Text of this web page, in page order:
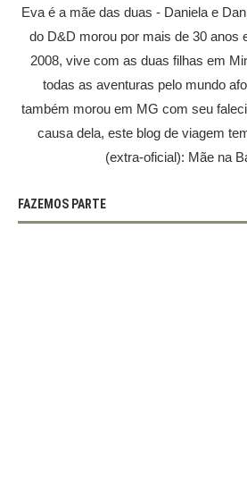
Eva é a mãe das duas - Daniela e
do D&D morou por mais de 30 anos
2008, vive com as duas filhas em
todas as aventuras pelo mundo
também morou em MG com seu
causa dela, este blog de viagem
(extra-oficial): Mãe na
FAZEMOS PARTE